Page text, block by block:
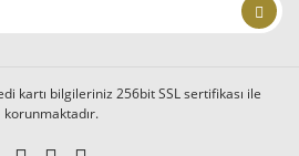
kartı bilgileriniz 256bit SSL sertifikası ile
korunmaktadır.